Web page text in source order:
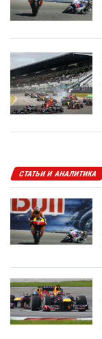
СТАТЬИ И АНАЛИТИКА